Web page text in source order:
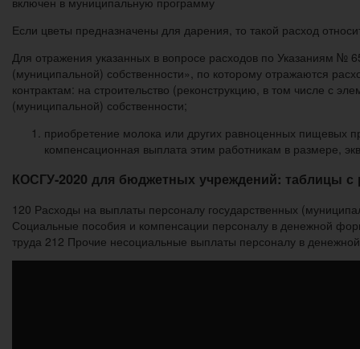
Если цветы предназначены для дарения, то такой расход
Для отражения указанных в вопросе расходов по Указаниям №
(муниципальной) собственности», по которому отражаются
контрактам: на строительство (реконструкцию, в том числе с
(муниципальной) собственности;
приобретение молока или других равноценных пищевых
компенсационная выплата этим работникам в размере,
КОСГУ-2020 для бюджетных учреждений: таблицы
120 Расходы на выплаты персоналу государственных
Социальные пособия и компенсации персоналу в денежной
труда 212 Прочие несоциальные выплаты персоналу в